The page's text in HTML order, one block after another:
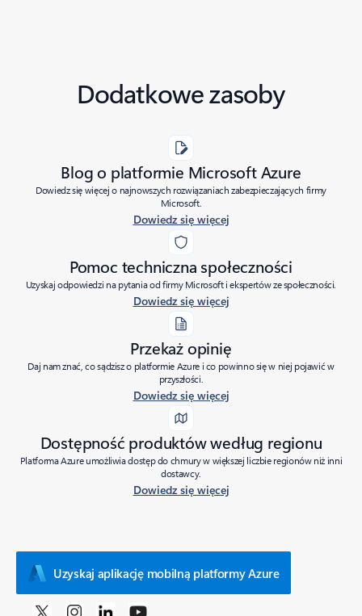
Dodatkowe zasoby
Blog o platformie Microsoft Azure
Dowiedz się więcej o najnowszych rozwiązaniach zabezpieczających firmy
Microsoft.
Dowiedz się więcej
Pomoc techniczna społeczności
Uzyskaj odpowiedzi na pytania od firmy Microsoft i ekspertów ze społeczności.
Dowiedz się więcej
Przekaż opinię
Daj nam znać, co sądzisz o platformie Azure i co powinno się w niej pojawić w
przyszłości.
Dowiedz się więcej
Dostępność produktów według regionu
Platforma Azure umożliwia dostęp do chmury w większej liczbie regionów niż inni
dostawcy.
Dowiedz się więcej
Uzyskaj aplikację mobilną platformy Azure